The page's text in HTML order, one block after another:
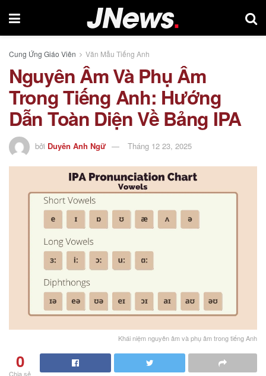
Cung Ứng Giáo Viên Văn Mẫu Tiếng Anh
Nguyên Âm Và Phụ Âm
Trong Tiếng Anh: Hướng
Dẫn Toàn Diện Về Bảng IPA
bởi Duyên Anh Ngữ Tháng 12 23, 2025
Khái niệm nguyên âm và phụ âm trong tiếng Anh
0
Chia sẻ